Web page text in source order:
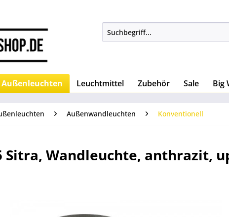
Außenleuchten Leuchtmittel Zubehör Sale Big
Außenwandleuchten Konventionell
Sitra, Wandleuchte, anthrazit,